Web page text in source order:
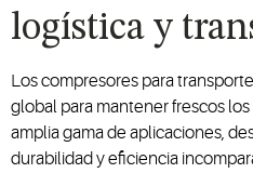
logística y
Los compresores para
global para mantener frescos
amplia gama de aplicaciones,
durabilidad y eficiencia